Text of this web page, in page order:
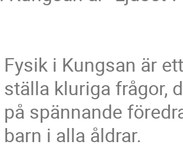
barn i alla åldrar.